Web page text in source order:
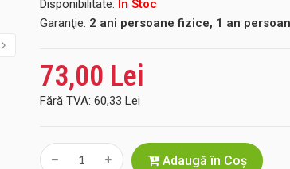
Disponibilitate: În Stoc
Garanţie: 2 ani persoane fizice, 1 an
73,00 Lei
Fără TVA: 60,33 Lei
Adaugă în Coş